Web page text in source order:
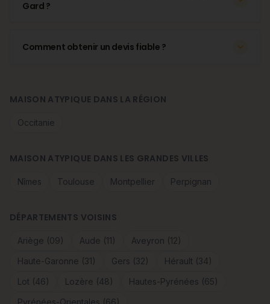
Gard ?
Comment obtenir un devis fiable ?
MAISON ATYPIQUE DANS LA RÉGION
Occitanie
MAISON ATYPIQUE DANS LES GRANDES VILLES
Nîmes Toulouse Montpellier Perpignan
DÉPARTEMENTS VOISINS
Ariège (09) Aude (11)
Aveyron (12)
Haute-Garonne (31)
Gers (32)
Hérault (34)
Lot (46)
Lozère (48)
Hautes-Pyrénées (65)
Pyrénées-Orientales (66)